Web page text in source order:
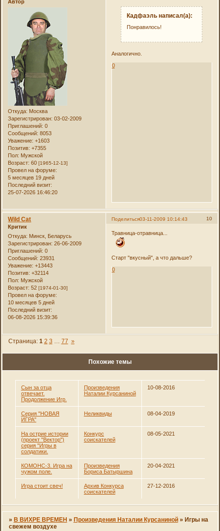
Автор
Откуда: Москва
Зарегистрирован: 03-02-2009
Приглашений: 0
Сообщений: 8053
Уважение: +1603
Позитив: +7355
Пол: Мужской
Возраст: 60[1965-12-13]
Провел на форуме:
5 месяцев 19 дней
Последний визит:
25-07-2026 16:46:20
Кадфаэль написал(а):
Понравилось!
Аналогично.
0
Поделиться 10
03-11-2009 10:14:43
Wild Cat
Критик
Откуда: Минск, Беларусь
Зарегистрирован: 26-06-2009
Приглашений: 0
Сообщений: 23931
Уважение: +13443
Позитив: +32114
Пол: Мужской
Возраст: 52[1974-01-30]
Провел на форуме:
10 месяцев 5 дней
Последний визит:
06-08-2026 15:39:36
Травница-отравница...
Старт "вкусный", а что дальше?
0
Страница: 1 2 3 … 77 »
Похожие темы
Сын за отца
отвечает.
Продолжение Игр.
Произведения
Наталии Курсаниной
10-08-2016
Серия "НОВАЯ
ИГРА"
Неликвиды 08-04-2019
На острие истории
(проект "Вектор")
серия "Игры в
солдатики.
Конкурс
соискателей
08-05-2021
КОМОНС-3. Игра на
чужом поле.
Произведения
Бориса Батыршина
20-04-2021
Игра стоит свеч!
Архив Конкурса
соискателей
27-12-2016
» В ВИХРЕ ВРЕМЕН » Произведения Наталии Курсаниной » Игры на
свежем воздухе